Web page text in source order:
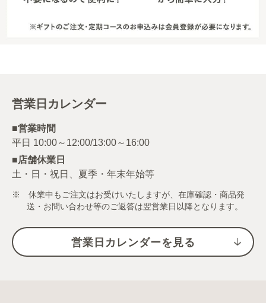
営業日カレンダー
■営業時間
■店舗休業日
土・日・祝日、夏季・年末年始等
※ 休業中もご注文はお受けいたしますが、在庫確認・商品発
送・お問い合わせ等のご返答は翌営業日以降となります。
営業日カレンダーを見る